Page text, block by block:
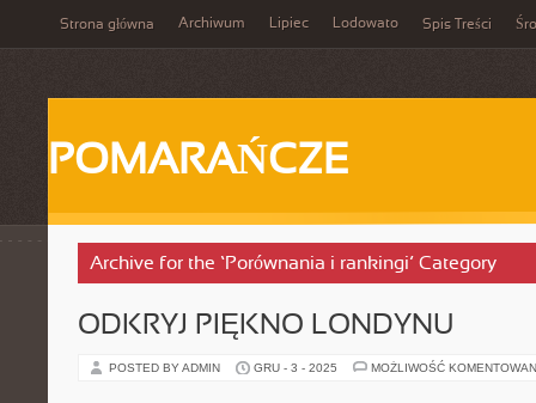
Strona główna Archiwum Lipiec Lodowato Spis Treści
POMARAŃCZE
Archive for the ‘Porównania i rankingi’ Category
ODKRYJ PIĘKNO LONDYNU
POSTED BY ADMIN GRU - 3 - 2025 MOŻLIWOŚĆ